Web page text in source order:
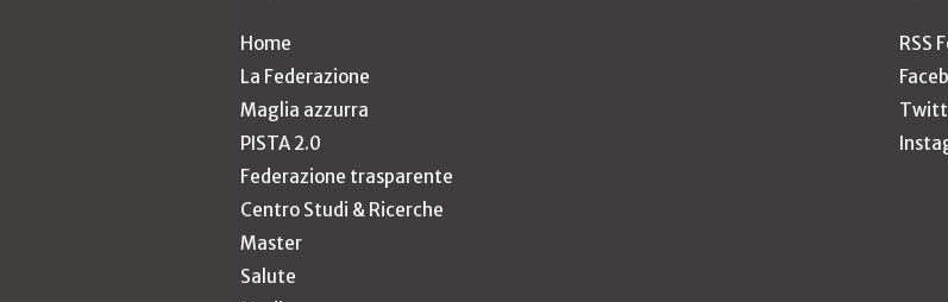
Home
La Federazione
Maglia azzurra
PISTA 2.0
Federazione trasparente
Centro Studi & Ricerche
Master
Salute
RSS